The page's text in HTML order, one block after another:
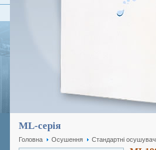
ML-серія
Головна Осушення Стандартні